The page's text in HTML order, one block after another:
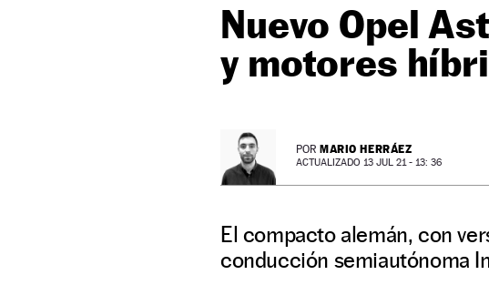
Nuevo Opel
y motores
POR MARIO HERRÁEZ
ACTUALIZADO 13 JUL 21 - 13: 36
El compacto alemán, con
conducción semiautónoma